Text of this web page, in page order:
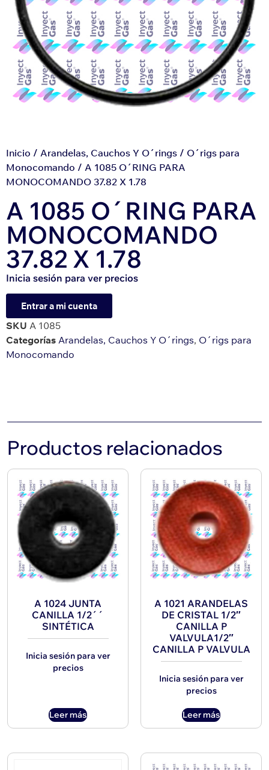
Inicio / Arandelas, Cauchos Y O´rings / O´rigs para
Monocomando / A 1085 O´RING PARA
MONOCOMANDO 37.82 X 1.78
A 1085 O´RING PARA
MONOCOMANDO
37.82 X 1.78
Inicia sesión para ver precios
Entrar a mi cuenta
SKU A 1085
Categorías Arandelas, Cauchos Y O´rings, O´rigs para
Monocomando
Productos relacionados
A 1024 JUNTA
CANILLA 1/2´´
SINTÉTICA
Inicia sesión para ver
precios
Leer más
A 1021 ARANDELAS
DE CRISTAL 1/2″
CANILLA P
VALVULA1/2″
CANILLA P VALVULA
Inicia sesión para ver
precios
Leer más